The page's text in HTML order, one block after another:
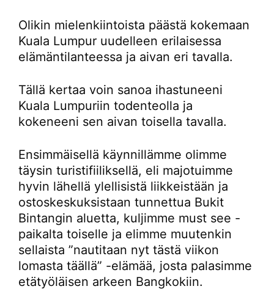
Olikin mielenkiintoista päästä kokemaan
Kuala Lumpur uudelleen erilaisessa
elämäntilanteessa ja aivan eri tavalla.
Tällä kertaa voin sanoa ihastuneeni
Kuala Lumpuriin todenteolla ja
kokeneeni sen aivan toisella tavalla.
Ensimmäisellä käynnillämme olimme
täysin turistifiiliksellä, eli majotuimme
hyvin lähellä ylellisistä liikkeistään ja
ostoskeskuksistaan tunnettua Bukit
Bintangin aluetta, kuljimme must see -
paikalta toiselle ja elimme muutenkin
sellaista ”nautitaan nyt tästä viikon
lomasta täällä” -elämää, josta palasimme
etätyöläisen arkeen Bangkokiin.